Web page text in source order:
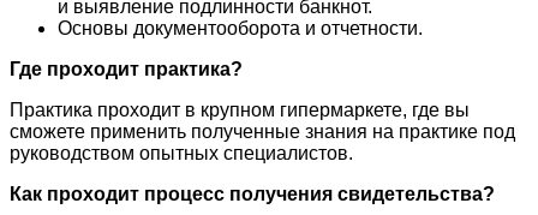
и выявление подлинности банкнот.
Основы документооборота и отчетности.
Где проходит практика?
Практика проходит в крупном гипермаркете, где вы
сможете применить полученные знания на практике под
руководством опытных специалистов.
Как проходит процесс получения свидетельства?